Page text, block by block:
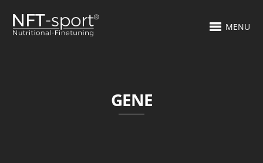
MENU
GENE